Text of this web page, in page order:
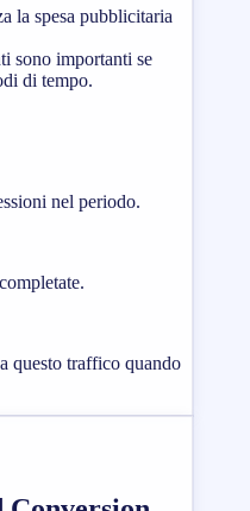
la spesa pubblicitaria
sono importanti se
di tempo.
nel periodo.
questo traffico quando